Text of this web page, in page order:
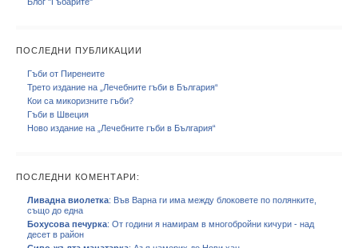
ПОСЛЕДНИ ПУБЛИКАЦИИ
Гъби от Пиренеите
Трето издание на „Лечебните гъби в България“
Кои са микоризните гъби?
Гъби в Швеция
Ново издание на „Лечебните гъби в България“
ПОСЛЕДНИ КОМЕНТАРИ:
Ливадна виолетка: Във Варна ги има между блоковете по полянките,
също до една
Бохусова печурка: От години я намирам в многобройни кичури - над
десет в район